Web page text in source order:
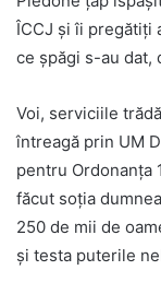
ÎCCJ și îi pregătiți
ce șpăgi s-au dat,
Voi, serviciile
întreagă prin UM
pentru Ordonanța
făcut soția
250 de mii de
și testa puterile